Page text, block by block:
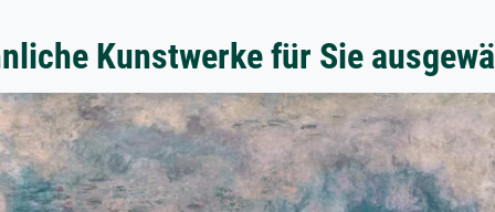
Kunstwerke für Sie